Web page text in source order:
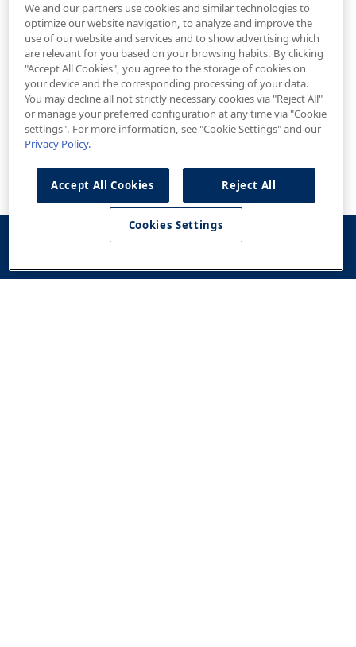
We and our partners use cookies and similar technologies to
optimize our website navigation, to analyze and improve the
use of our website and services and to show advertising which
are relevant for you based on your browsing habits. By clicking
"Accept All Cookies", you agree to the storage of cookies on
your device and the corresponding processing of your data.
You may decline all not strictly necessary cookies via "Reject All"
or manage your preferred configuration at any time via "Cookie
settings". For more information, see "Cookie Settings" and our
Privacy Policy.
Accept All Cookies Reject All
Cookies Settings